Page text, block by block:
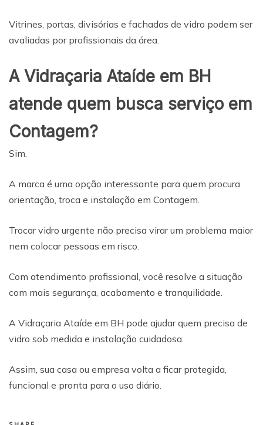
Vitrines, portas, divisórias e fachadas de vidro podem ser
avaliadas por profissionais da área.
A Vidraçaria Ataíde em BH
atende quem busca serviço em
Contagem?
Sim.
A marca é uma opção interessante para quem procura
orientação, troca e instalação em Contagem.
Trocar vidro urgente não precisa virar um problema maior
nem colocar pessoas em risco.
Com atendimento profissional, você resolve a situação
com mais segurança, acabamento e tranquilidade.
A Vidraçaria Ataíde em BH pode ajudar quem precisa de
vidro sob medida e instalação cuidadosa.
Assim, sua casa ou empresa volta a ficar protegida,
funcional e pronta para o uso diário.